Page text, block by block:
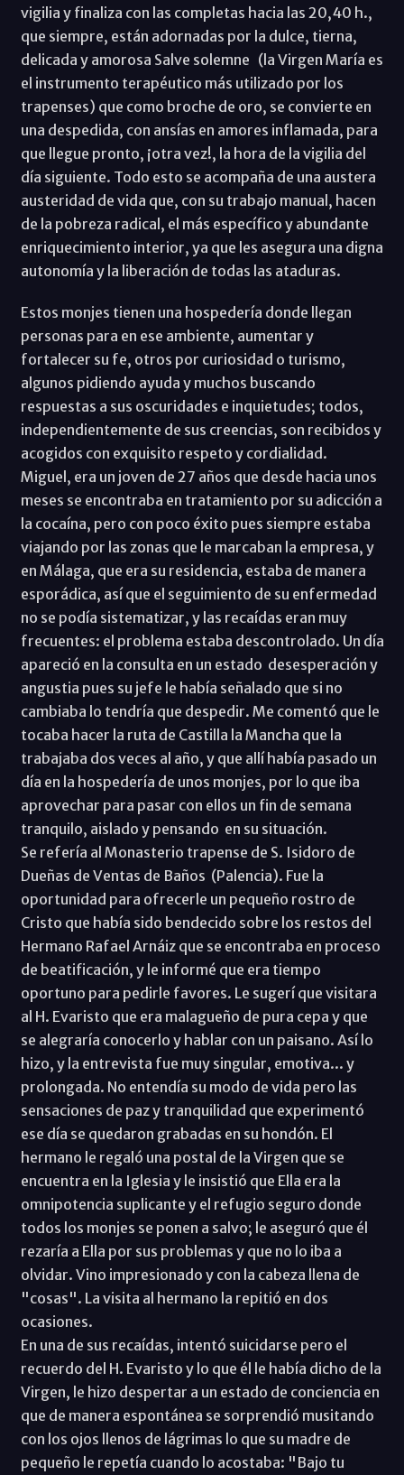
vigilia y finaliza con las completas hacia las 20,40 h.,
que siempre, están adornadas por la dulce, tierna,
delicada y amorosa Salve solemne (la Virgen María es
el instrumento terapéutico más utilizado por los
trapenses) que como broche de oro, se convierte en
una despedida, con ansías en amores inflamada, para
que llegue pronto, ¡otra vez!, la hora de la vigilia del
día siguiente. Todo esto se acompaña de una austera
austeridad de vida que, con su trabajo manual, hacen
de la pobreza radical, el más específico y abundante
enriquecimiento interior, ya que les asegura una digna
autonomía y la liberación de todas las ataduras.
Estos monjes tienen una hospedería donde llegan
personas para en ese ambiente, aumentar y
fortalecer su fe, otros por curiosidad o turismo,
algunos pidiendo ayuda y muchos buscando
respuestas a sus oscuridades e inquietudes; todos,
independientemente de sus creencias, son recibidos y
acogidos con exquisito respeto y cordialidad.
Miguel, era un joven de 27 años que desde hacia unos
meses se encontraba en tratamiento por su adicción a
la cocaína, pero con poco éxito pues siempre estaba
viajando por las zonas que le marcaban la empresa, y
en Málaga, que era su residencia, estaba de manera
esporádica, así que el seguimiento de su enfermedad
no se podía sistematizar, y las recaídas eran muy
frecuentes: el problema estaba descontrolado. Un día
apareció en la consulta en un estado desesperación y
angustia pues su jefe le había señalado que si no
cambiaba lo tendría que despedir. Me comentó que le
tocaba hacer la ruta de Castilla la Mancha que la
trabajaba dos veces al año, y que allí había pasado un
día en la hospedería de unos monjes, por lo que iba
aprovechar para pasar con ellos un fin de semana
tranquilo, aislado y pensando en su situación.
Se refería al Monasterio trapense de S. Isidoro de
Dueñas de Ventas de Baños (Palencia). Fue la
oportunidad para ofrecerle un pequeño rostro de
Cristo que había sido bendecido sobre los restos del
Hermano Rafael Arnáiz que se encontraba en proceso
de beatificación, y le informé que era tiempo
oportuno para pedirle favores. Le sugerí que visitara
al H. Evaristo que era malagueño de pura cepa y que
se alegraría conocerlo y hablar con un paisano. Así lo
hizo, y la entrevista fue muy singular, emotiva... y
prolongada. No entendía su modo de vida pero las
sensaciones de paz y tranquilidad que experimentó
ese día se quedaron grabadas en su hondón. El
hermano le regaló una postal de la Virgen que se
encuentra en la Iglesia y le insistió que Ella era la
omnipotencia suplicante y el refugio seguro donde
todos los monjes se ponen a salvo; le aseguró que él
rezaría a Ella por sus problemas y que no lo iba a
olvidar. Vino impresionado y con la cabeza llena de
"cosas". La visita al hermano la repitió en dos
ocasiones.
En una de sus recaídas, intentó suicidarse pero el
recuerdo del H. Evaristo y lo que él le había dicho de la
Virgen, le hizo despertar a un estado de conciencia en
que de manera espontánea se sorprendió musitando
con los ojos llenos de lágrimas lo que su madre de
pequeño le repetía cuando lo acostaba: "Bajo tu